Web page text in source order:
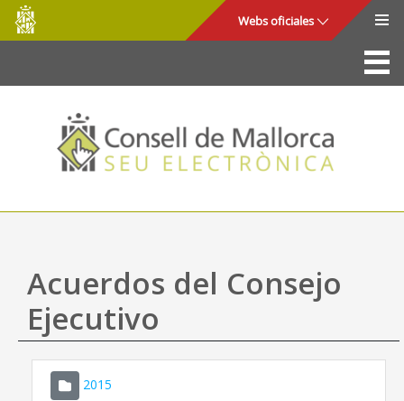
Saltar al contenido principal
Consell
de
Mallorca
Webs oficiales
La Sede
Consejo de Mallorca
Acceso y seguridad
Utilidades
Mapa web
Ayuda
Acuerdos del Consejo
Ejecutivo
2015